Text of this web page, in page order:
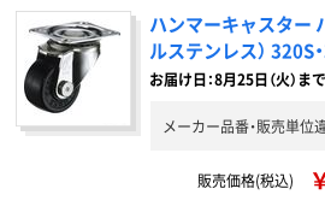
ハンマーキャスター
ルステンレス） 320S
お届け日：8月25日（火）まで
メーカー品番・販売単位
販売価格(税込)